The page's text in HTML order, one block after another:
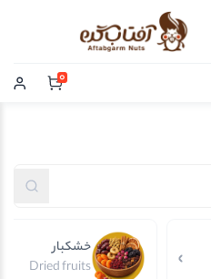
0
خشکبار
Dried fruits